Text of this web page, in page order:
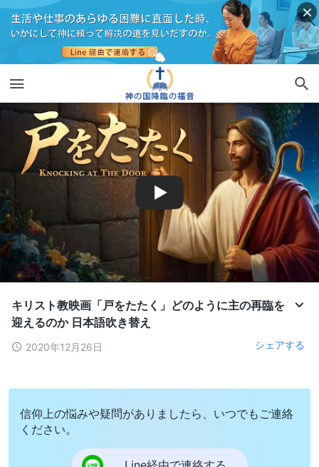
キリスト教映画「戸をたたく」どのように主の再臨を
迎えるのか 日本語吹き替え
2020年12月26日 シェアする
信仰上の悩みや疑問がありましたら、いつでもご連絡
ください。